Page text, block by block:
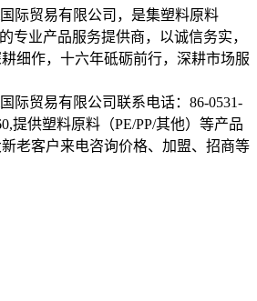
国际贸易有限公司，是集塑料原料
专业产品服务提供商，以诚信务实，
细作，十六年砥砺前行，深耕市场服
际贸易有限公司联系电话：86-0531-
提供塑料原料（PE/PP/其他）等产品
老客户来电咨询价格、加盟、招商等